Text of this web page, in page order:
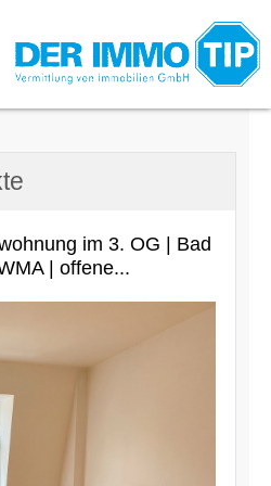
im 3. OG | Bad
| offene...